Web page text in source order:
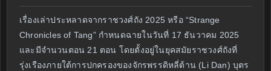
เรื่องเล่าประหลาดจากราชวงศ์ถัง 2025 หรือ “Strange
Chronicles of Tang” กำหนดฉายในวันที่ 17 ธันวาคม 2025
และมีจำนวนตอน 21 ตอน โดยตั้งอยู่ในยุคสมัยราชวงศ์ถังที่
รุ่งเรืองภายใต้การปกครองของจักรพรรดิหลี่ต้าน (Li Dan) บุตร